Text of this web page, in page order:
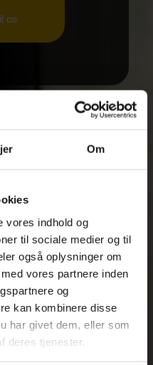
Om
vores indhold og
til sociale medier og til
også oplysninger om
vores partnere inden
og
kan kombinere disse
har givet dem, eller som
deres tjenester.
os